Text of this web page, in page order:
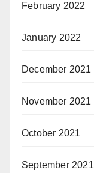
February 2022
January 2022
December 2021
November 2021
October 2021
September 2021